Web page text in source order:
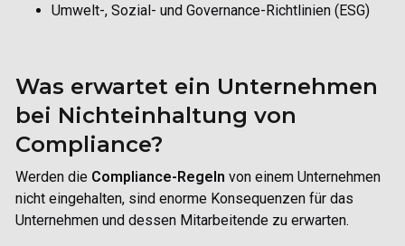
Umwelt-, Sozial- und Governance-Richtlinien (ESG)
Was erwartet ein Unternehmen
bei Nichteinhaltung von
Compliance?
Werden die Compliance-Regeln von einem Unternehmen
nicht eingehalten, sind enorme Konsequenzen für das
Unternehmen und dessen Mitarbeitende zu erwarten.